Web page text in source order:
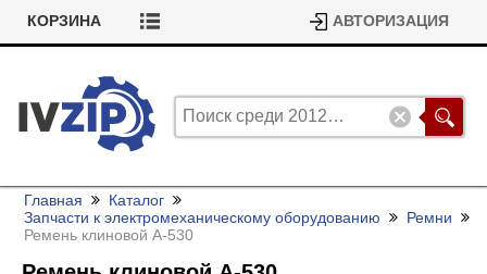
КОРЗИНА АВТОРИЗАЦИЯ
Главная
Каталог
Запчасти к электромеханическому оборудованию
Ремни
Ремень клиновой А-530